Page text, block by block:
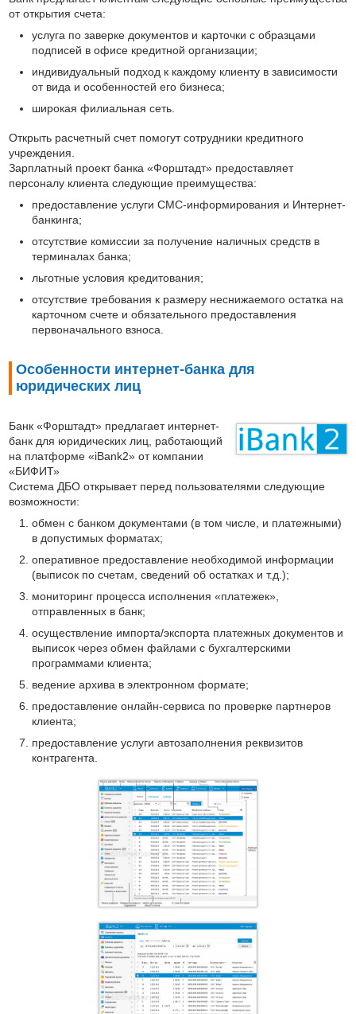
от открытия счета:
услуга по заверке документов и карточки с образцами
подписей в офисе кредитной организации;
индивидуальный подход к каждому клиенту в зависимости
от вида и особенностей его бизнеса;
широкая филиальная сеть.
Открыть расчетный счет помогут сотрудники кредитного
учреждения.
Зарплатный проект банка «Форштадт» предоставляет
персоналу клиента следующие преимущества:
предоставление услуги СМС-информирования и Интернет-
банкинга;
отсутствие комиссии за получение наличных средств в
терминалах банка;
льготные условия кредитования;
отсутствие требования к размеру неснижаемого остатка на
карточном счете и обязательного предоставления
первоначального взноса.
Особенности интернет-банка для
юридических лиц
Банк «Форштадт» предлагает интернет-
банк для юридических лиц, работающий
на платформе «iBank2» от компании
«БИФИТ»
Система ДБО открывает перед пользователями следующие
возможности:
обмен с банком документами (в том числе, и платежными)
в допустимых форматах;
оперативное предоставление необходимой информации
(выписок по счетам, сведений об остатках и т.д.);
мониторинг процесса исполнения «платежек»,
отправленных в банк;
осуществление импорта/экспорта платежных документов и
выписок через обмен файлами с бухгалтерскими
программами клиента;
ведение архива в электронном формате;
предоставление онлайн-сервиса по проверке партнеров
клиента;
предоставление услуги автозаполнения реквизитов
контрагента.